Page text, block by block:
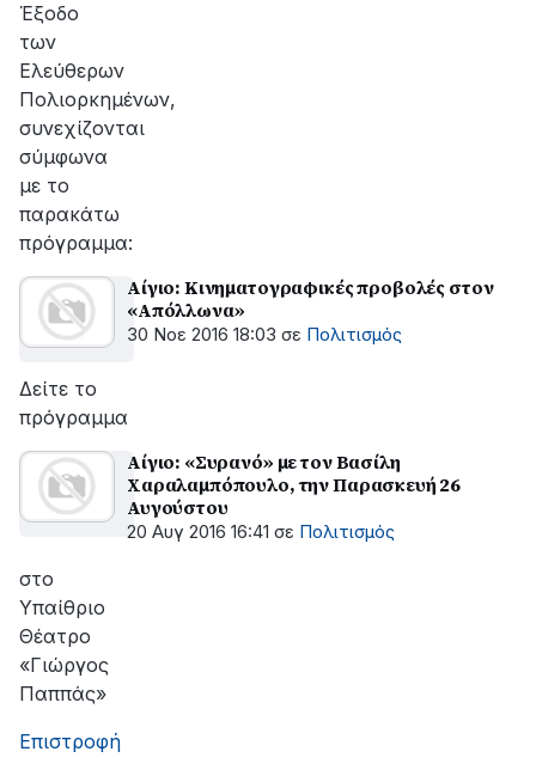
Έξοδο
των
Ελεύθερων
Πολιορκημένων,
συνεχίζονται
σύμφωνα
με το
παρακάτω
πρόγραμμα:
Αίγιο: Κινηματογραφικές προβολές στον
«Απόλλωνα»
30 Νοε 2016 18:03 σε Πολιτισμός
Δείτε το
πρόγραμμα
Αίγιο: «Συρανό» με τον Βασίλη
Χαραλαμπόπουλο, την Παρασκευή 26
Αυγούστου
20 Αυγ 2016 16:41 σε Πολιτισμός
στο
Υπαίθριο
Θέατρο
«Γιώργος
Παππάς»
Επιστροφή